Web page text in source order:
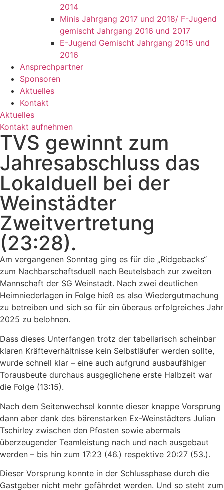
2014
Minis Jahrgang 2017 und 2018/ F-Jugend
gemischt Jahrgang 2016 und 2017
E-Jugend Gemischt Jahrgang 2015 und
2016
Ansprechpartner
Sponsoren
Aktuelles
Kontakt
Aktuelles
Kontakt aufnehmen
TVS gewinnt zum
Jahresabschluss das
Lokalduell bei der
Weinstädter
Zweitvertretung
(23:28).
Am vergangenen Sonntag ging es für die „Ridgebacks“
zum Nachbarschaftsduell nach Beutelsbach zur zweiten
Mannschaft der SG Weinstadt. Nach zwei deutlichen
Heimniederlagen in Folge hieß es also Wiedergutmachung
zu betreiben und sich so für ein überaus erfolgreiches Jahr
2025 zu belohnen.
Dass dieses Unterfangen trotz der tabellarisch scheinbar
klaren Kräfteverhältnisse kein Selbstläufer werden sollte,
wurde schnell klar – eine auch aufgrund ausbaufähiger
Torausbeute durchaus ausgeglichene erste Halbzeit war
die Folge (13:15).
Nach dem Seitenwechsel konnte dieser knappe Vorsprung
dann aber dank des bärenstarken Ex-Weinstädters Julian
Tschirley zwischen den Pfosten sowie abermals
überzeugender Teamleistung nach und nach ausgebaut
werden – bis hin zum 17:23 (46.) respektive 20:27 (53.).
Dieser Vorsprung konnte in der Schlussphase durch die
Gastgeber nicht mehr gefährdet werden. Und so steht zum